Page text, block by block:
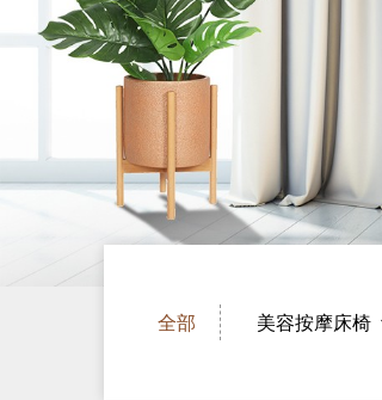
全部 美容按摩床椅